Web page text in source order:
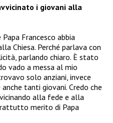
i giovani alla
Francesco abbia
Chiesa. Perché parlava con
parlando chiaro. È stato
vado a messa al mio
solo anziani, invece
tanti giovani. Credo che
alla fede e alla
merito di Papa